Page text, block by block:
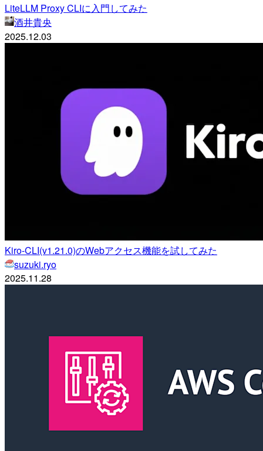
LiteLLM Proxy CLIに入門してみた
酒井貴央
2025.12.03
Kiro-CLI(v1.21.0)のWebアクセス機能を試してみた
suzuki.ryo
2025.11.28